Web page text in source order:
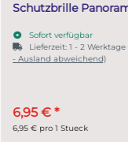
Panorama
verfügbar
1 - 2 Werktage(DE
abweichend)
€*
1 Stueck